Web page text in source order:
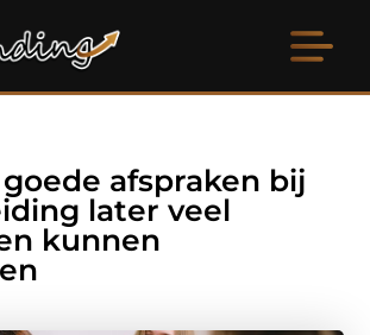
afspraken bij
later veel
kunnen